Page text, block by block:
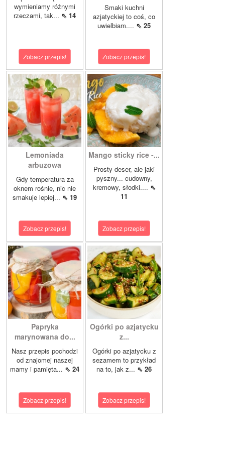
wymieniamy różnymi
rzeczami, tak... ⇖ 14
Zobacz przepis!
Smaki kuchni
azjatyckiej to coś, co
uwielbiam.... ⇖ 25
Zobacz przepis!
Lemoniada
arbuzowa
Gdy temperatura za
oknem rośnie, nic nie
smakuje lepiej... ⇖ 19
Zobacz przepis!
Mango sticky rice -...
Prosty deser, ale jaki
pyszny... cudowny,
kremowy, słodki.... ⇖
11
Zobacz przepis!
Papryka
marynowana do...
Nasz przepis pochodzi
od znajomej naszej
mamy i pamięta... ⇖ 24
Zobacz przepis!
Ogórki po azjatycku
z...
Ogórki po azjatycku z
sezamem to przykład
na to, jak z... ⇖ 26
Zobacz przepis!